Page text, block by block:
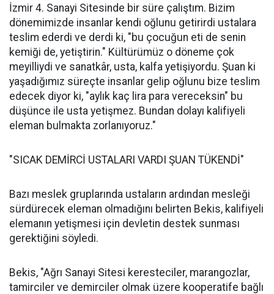
İzmir 4. Sanayi Sitesinde bir süre çalıştım. Bizim
dönemimizde insanlar kendi oğlunu getirirdi ustalara
teslim ederdi ve derdi ki, "bu çocuğun eti de senin
kemiği de, yetiştirin." Kültürümüz o döneme çok
meyilliydi ve sanatkâr, usta, kalfa yetişiyordu. Şuan ki
yaşadığımız süreçte insanlar gelip oğlunu bize teslim
edecek diyor ki, "aylık kaç lira para vereceksin" bu
düşünce ile usta yetişmez. Bundan dolayı kalifiyeli
eleman bulmakta zorlanıyoruz."
"SICAK DEMİRCİ USTALARI VARDI ŞUAN TÜKENDİ"
Bazı meslek gruplarında ustaların ardından mesleği
sürdürecek eleman olmadığını belirten Bekis, kalifiyeli
elemanın yetişmesi için devletin destek sunması
gerektiğini söyledi.
Bekis, "Ağrı Sanayi Sitesi keresteciler, marangozlar,
tamirciler ve demirciler olmak üzere kooperatife bağlı